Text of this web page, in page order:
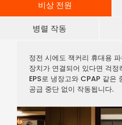
비상 전원
병렬 작동
정전 시에도 잭커리 휴대용
장치가 연결되어 있다면 걱
EPS로 냉장고와 CPAP 같은
공급 중단 없이 작동됩니다.